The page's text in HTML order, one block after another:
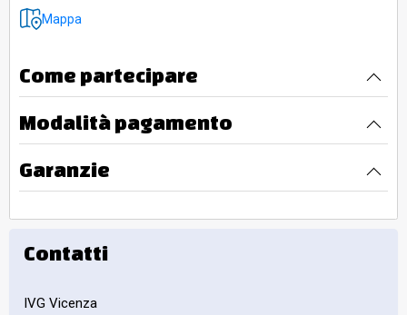
Mappa
Come partecipare
Modalità pagamento
Garanzie
Contatti
IVG Vicenza